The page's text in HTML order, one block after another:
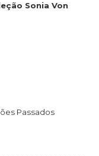
Sonia Von
Passados